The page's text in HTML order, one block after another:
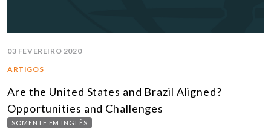
03 FEVEREIRO 2020
ARTIGOS
Are the United States and Brazil Aligned?
Opportunities and Challenges
SOMENTE EM INGLÊS